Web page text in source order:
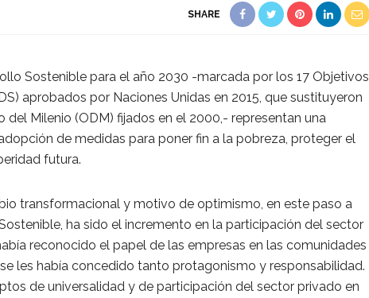
SHARE
Sostenible para el año 2030 -marcada por los 17 Objetivos
aprobados por Naciones Unidas en 2015, que sustituyeron
del Milenio (ODM) fijados en el 2000,- representan una
de medidas para poner fin a la pobreza, proteger el
futura.
transformacional y motivo de optimismo, en este paso a
ha sido el incremento en la participación del sector
reconocido el papel de las empresas en las comunidades
les había concedido tanto protagonismo y responsabilidad.
de universalidad y de participación del sector privado en